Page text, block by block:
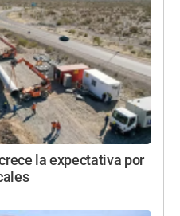
la expectativa por